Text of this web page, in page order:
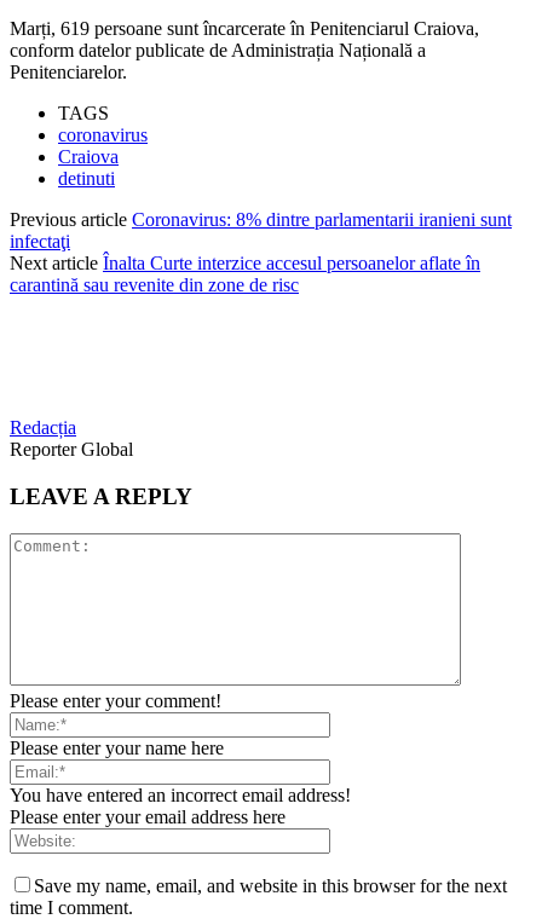
Marți, 619 persoane sunt încarcerate în Penitenciarul Craiova,
conform datelor publicate de Administrația Națională a
Penitenciarelor.
TAGS
coronavirus
Craiova
detinuti
Previous article Coronavirus: 8% dintre parlamentarii iranieni sunt
infectaţi
Next article Înalta Curte interzice accesul persoanelor aflate în
carantină sau revenite din zone de risc
Redacția
Reporter Global
LEAVE A REPLY
Please enter your comment!
Please enter your name here
You have entered an incorrect email address!
Please enter your email address here
Save my name, email, and website in this browser for the next
time I comment.